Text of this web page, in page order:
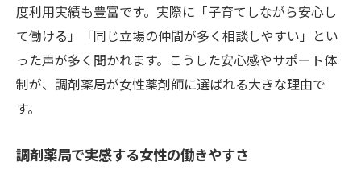
度利用実績も豊富です。実際に「子育てしながら安心し
て働ける」「同じ立場の仲間が多く相談しやすい」とい
った声が多く聞かれます。こうした安心感やサポート体
制が、調剤薬局が女性薬剤師に選ばれる大きな理由で
す。
調剤薬局で実感する女性の働きやすさ